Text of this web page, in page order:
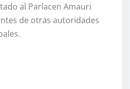
al Parlacen Amauri
de otras autoridades